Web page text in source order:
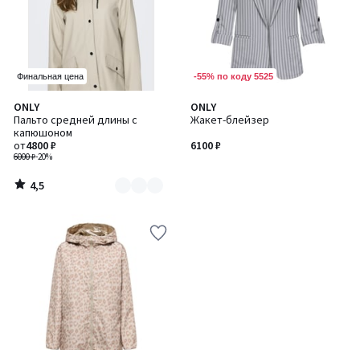
Финальная цена
ONLY
Пальто средней длины с
капюшоном
6000 ₽-20%
от4800 ₽
4,5
/ 5
Количество
цветов:
2
4,5
/
-55% по коду 5525
ONLY
Жакет-блейзер
6100 ₽